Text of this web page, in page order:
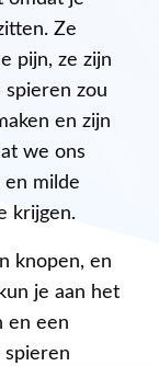
Ze
pijn, ze zijn
spieren zou
en zijn
we ons
milde
krijgen.
knopen, en
je aan het
en een
spieren